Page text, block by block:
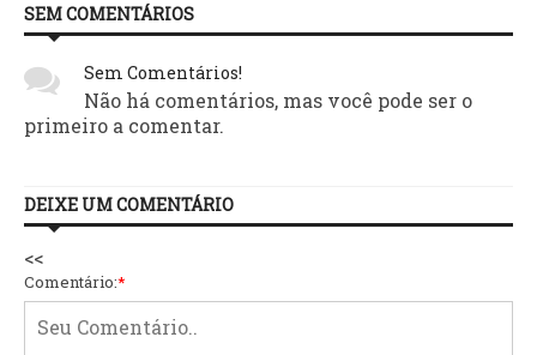
SEM COMENTÁRIOS
Sem Comentários!
Não há comentários, mas você pode ser o
primeiro a comentar.
DEIXE UM COMENTÁRIO
<<
Comentário:*